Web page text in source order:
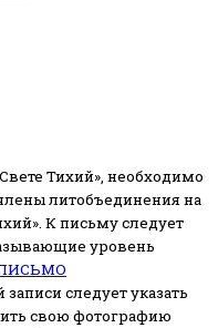
Тихий», необходимо
литобъединения на
К письму следует
уровень
следует указать
свою фотографию